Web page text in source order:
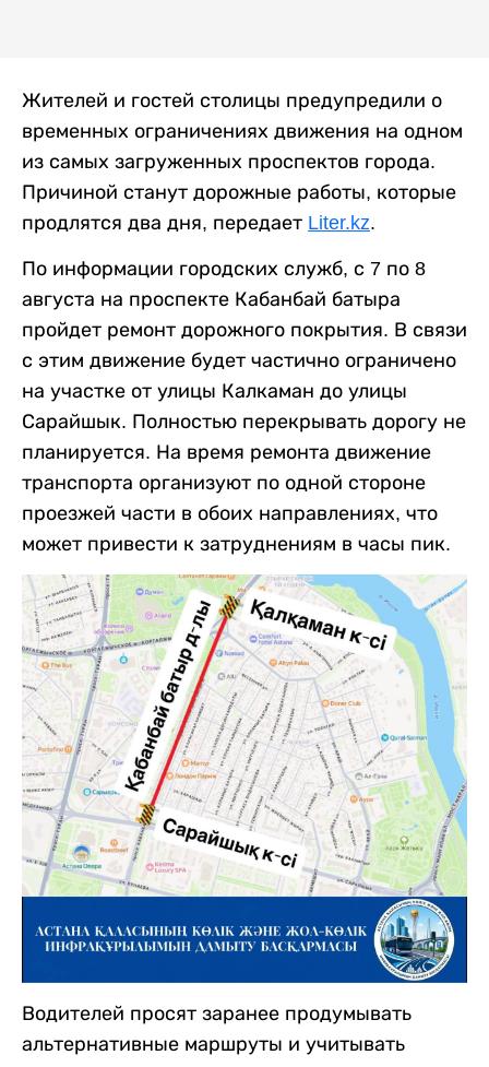
Жителей и гостей столицы предупредили о
временных ограничениях движения на одном
из самых загруженных проспектов города.
Причиной станут дорожные работы, которые
продлятся два дня, передает Liter.kz.
По информации городских служб, с 7 по 8
августа на проспекте Кабанбай батыра
пройдет ремонт дорожного покрытия. В связи
с этим движение будет частично ограничено
на участке от улицы Калкаман до улицы
Сарайшык. Полностью перекрывать дорогу не
планируется. На время ремонта движение
транспорта организуют по одной стороне
проезжей части в обоих направлениях, что
может привести к затруднениям в часы пик.
Водителей просят заранее продумывать
альтернативные маршруты и учитывать